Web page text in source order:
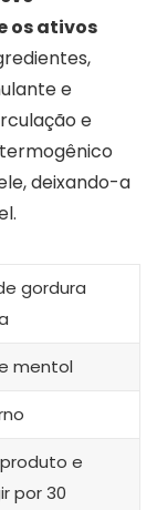
os ativos
e
e
deixando-a
gordura
mentol
e
por 30